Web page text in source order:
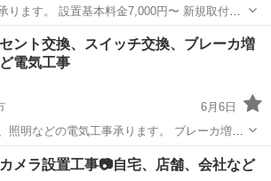
円〜 新規取付の
下さい😊 ※web広告等の営業はお
気工事 料金
ント交換、スイッチ交換、ブレーカ増
電気工事
6月6日
照明などの電気工事承ります。 ブレーカ増設
エアコン工事も投稿してますのでお気軽にお
合わせ下さい。 ※web広告等の営業はお断りいたします。
工事
メラ設置工事📷自宅、店舗、会社など